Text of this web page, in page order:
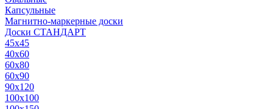
Капсульные
Магнитно-маркерные доски
Доски СТАНДАРТ
45x45
40x60
60x80
60x90
90x120
100x100